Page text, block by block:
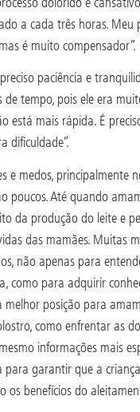
a cada três horas. Meu
é muito compensador”.
paciência e
tempo, pois ele era
está mais rápida. É
dificuldade”.
e medos, principalmente
poucos. Até quando
da produção do leite e
das mamães. Muitas
não apenas para
como para adquirir
melhor posição para
como enfrentar as
informações mais
para garantir que a
os benefícios do